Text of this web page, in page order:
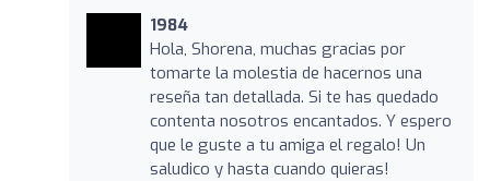
1984
Hola, Shorena, muchas gracias por
tomarte la molestia de hacernos una
reseña tan detallada. Si te has quedado
contenta nosotros encantados. Y espero
que le guste a tu amiga el regalo! Un
saludico y hasta cuando quieras!